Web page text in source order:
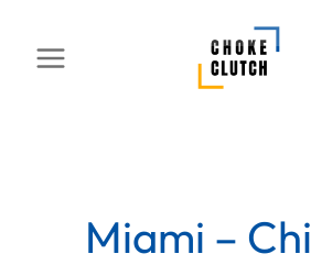
contenu
Miami –